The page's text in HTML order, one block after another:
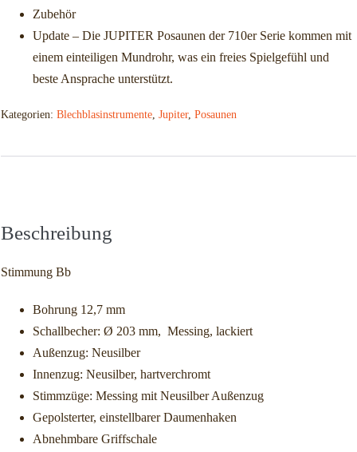
Zubehör
Update – Die JUPITER Posaunen der 710er Serie kommen mit
einem einteiligen Mundrohr, was ein freies Spielgefühl und
beste Ansprache unterstützt.
Kategorien: Blechblasinstrumente Jupiter, Posaunen
Beschreibung
Stimmung Bb
Bohrung 12,7 mm
Schallbecher: Ø 203 mm, Messing, lackiert
Außenzug: Neusilber
Innenzug: Neusilber, hartverchromt
Stimmzüge: Messing mit Neusilber Außenzug
Gepolsterter, einstellbarer Daumenhaken
Abnehmbare Griffschale